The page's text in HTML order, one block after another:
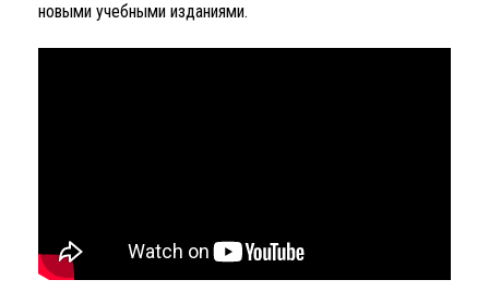
новыми учебными изданиями.